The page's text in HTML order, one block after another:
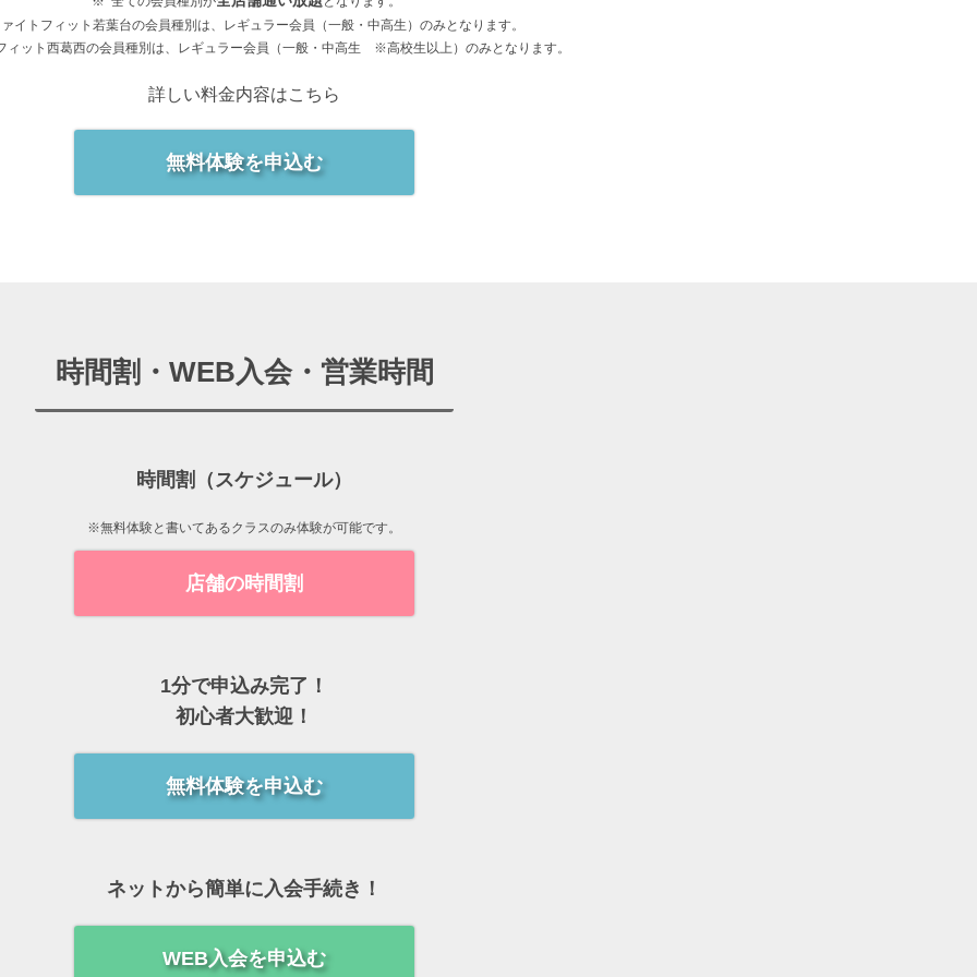
イトフィット若葉台の会員種別は、レギュラー会員（一般・中高生）のみとなります。
ィット西葛西の会員種別は、レギュラー会員（一般・中高生 ※高校生以上）のみとなります。
詳しい料金内容はこちら
無料体験を申込む
時間割・WEB入会・営業時間
時間割（スケジュール）
※無料体験と書いてあるクラスのみ体験が可能です。
店舗の時間割
1分で申込み完了！
初心者大歓迎！
無料体験を申込む
ネットから簡単に入会手続き！
WEB入会を申込む